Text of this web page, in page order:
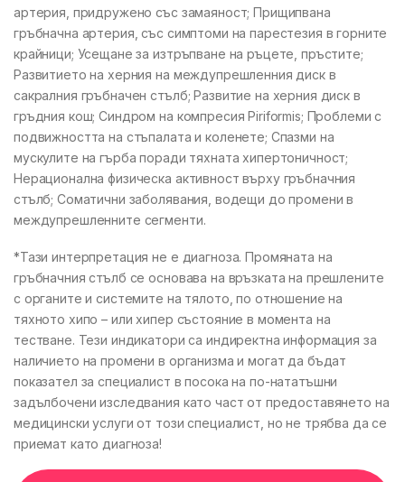
артерия, придружено със замаяност; Прищипвана
гръбначна артерия, със симптоми на парестезия в горните
крайници; Усещане за изтръпване на ръцете, пръстите;
Развитието на херния на междупрешленния диск в
сакралния гръбначен стълб; Развитие на херния диск в
гръдния кош; Синдром на компресия Piriformis; Проблеми с
подвижността на стъпалата и коленете; Спазми на
мускулите на гърба поради тяхната хипертоничност;
Нерационална физическа активност върху гръбначния
стълб; Соматични заболявания, водещи до промени в
междупрешленните сегменти.
*Тази интерпретация не е диагноза. Промяната на
гръбначния стълб се основава на връзката на прешлените
с органите и системите на тялото, по отношение на
тяхното хипо – или хипер състояние в момента на
тестване. Тези индикатори са индиректна информация за
наличието на промени в организма и могат да бъдат
показател за специалист в посока на по-нататъшни
задълбочени изследвания като част от предоставянето на
медицински услуги от този специалист, но не трябва да се
приемат като диагноза!